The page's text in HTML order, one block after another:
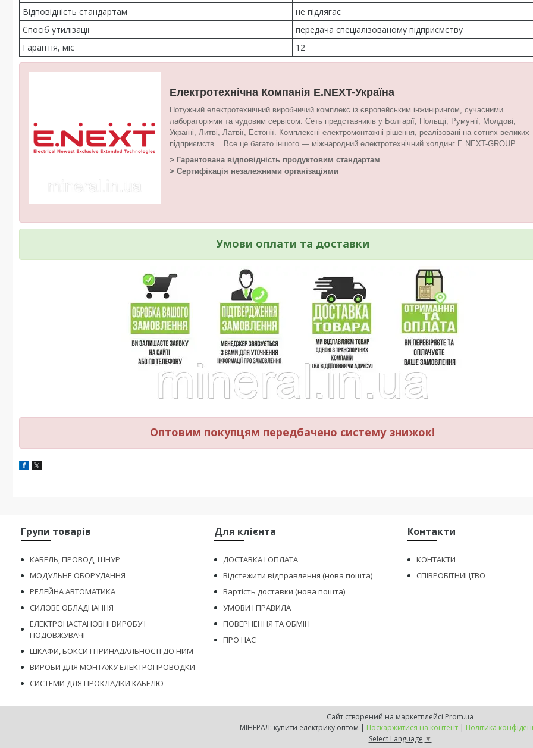
Відповідність стандартам
не підлягає
Спосіб утилізації
передача спеціалізованому підприємству
Гарантія, міс
12
Електротехнічна Компанія E.NEXT-Україна
Потужний електротехнічний виробничий комплекс із європейським інжинірингом, сучасними
лабораторіями та чудовим сервісом. Сеть представників у Болгарії, Польщі, Румунії, Молдові,
Україні, Литві, Латвії, Естонії. Комплексні електромонтажні рішення, реалізовані на сотнях великих
підприємств... Все це багато іншого — міжнародний електротехнічний холдинг E.NEXT-GROUP
> Гарантована відповідність продуктовим стандартам
> Сертифікація незалежними організаціями
Умови оплати та доставки
Оптовим покупцям передбачено систему знижок!
Групи товарів
КАБЕЛЬ, ПРОВОД, ШНУР
МОДУЛЬНЕ ОБОРУДАННЯ
РЕЛЕЙНА АВТОМАТИКА
СИЛОВЕ ОБЛАДНАННЯ
ЕЛЕКТРОНАСТАНОВНІ ВИРОБУ І
ПОДОВЖУВАЧІ
ШКАФИ, БОКСИ І ПРИНАДАЛЬНОСТІ ДО НИМ
ВИРОБИ ДЛЯ МОНТАЖУ ЕЛЕКТРОПРОВОДКИ
СИСТЕМИ ДЛЯ ПРОКЛАДКИ КАБЕЛЮ
Для клієнта
ДОСТАВКА І ОПЛАТА
Відстежити відправлення (нова пошта)
Вартість доставки (нова пошта)
УМОВИ І ПРАВИЛА
ПОВЕРНЕННЯ ТА ОБМІН
ПРО НАС
Контакти
КОНТАКТИ
СПІВРОБІТНИЦТВО
Сайт створений на маркетплейсі Prom.ua
МIНЕРАЛ: купити електрику оптом | Поскаржитися на контент | Політика
Select Language ▼